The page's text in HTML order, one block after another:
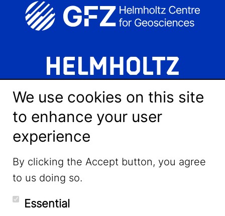
LinkedIn
YouTube
We use cookies on this site
to enhance your user
experience
By clicking the Accept button, you agree
to us doing so.
Essential